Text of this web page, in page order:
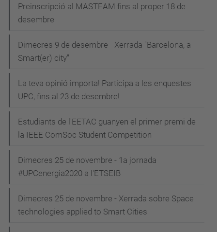
Preinscripció al MASTEAM fins al proper 18 de
desembre
Dimecres 9 de desembre - Xerrada "Barcelona, a
Smart(er) city"
La teva opinió importa! Participa a les enquestes
UPC, fins al 23 de desembre!
Estudiants de l'EETAC guanyen el primer premi de
la IEEE ComSoc Student Competition
Dimecres 25 de novembre - 1a jornada
#UPCenergia2020 a l'ETSEIB
Dimecres 25 de novembre - Xerrada sobre Space
technologies applied to Smart Cities